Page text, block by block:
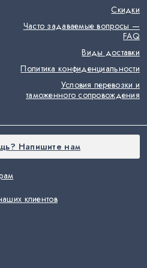
клиентов
Скидки
Часто задаваемые вопросы —
FAQ
Виды доставки
Политика конфиденциальности
Условия перевозки и
таможенного сопровождения
Напишите нам